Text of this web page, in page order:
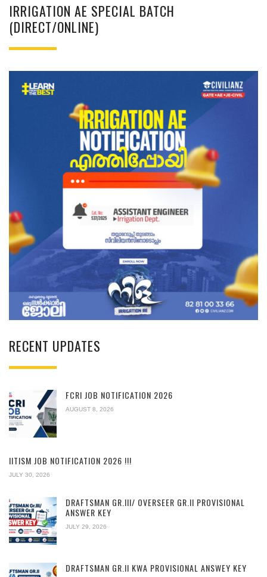
IRRIGATION AE SPECIAL BATCH
(DIRECT/ONLINE)
RECENT UPDATES
FCRI JOB NOTIFICATION 2026
AUGUST 8, 2026
IITISM JOB NOTIFICATION 2026 !!!
JULY 30, 2026
DRAFTSMAN GR.III/ OVERSEER GR.II PROVISIONAL
ANSWER KEY
JULY 29, 2026
DRAFTSMAN GR.II KWA PROVISIONAL ANSWEY KEY